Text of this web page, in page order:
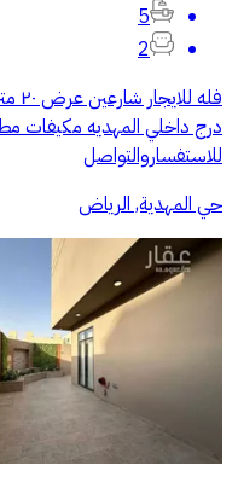
5
2
درج داخلي المهديه مكيفات
للاستفساروالتواصل
حي المهدية, الرياض